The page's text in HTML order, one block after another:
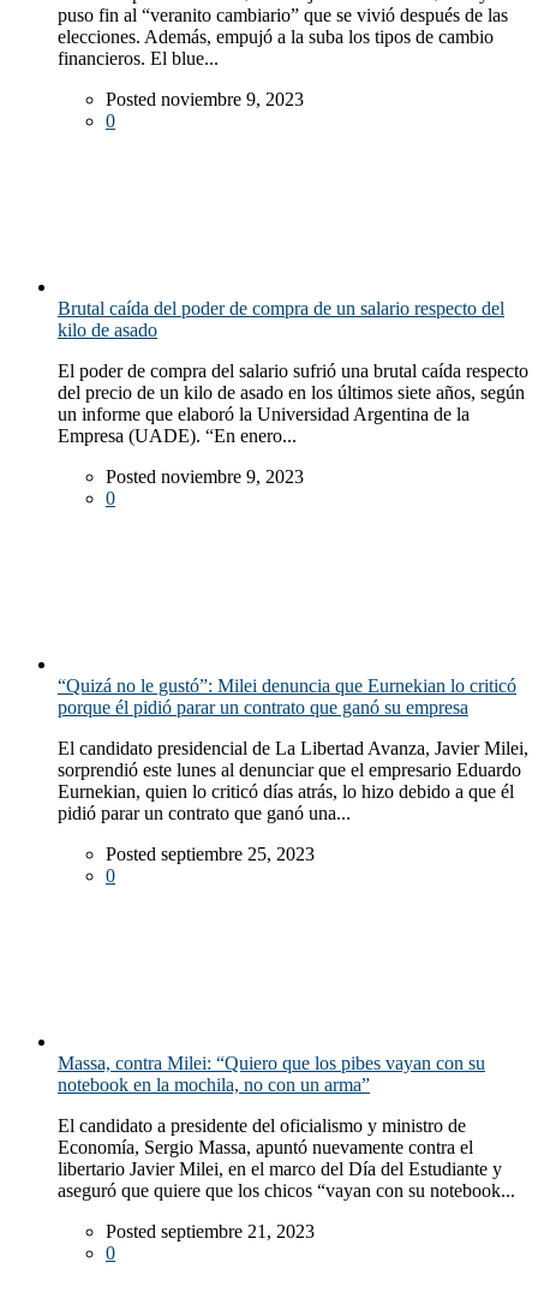
puso fin al “veranito cambiario” que se vivió después de las
elecciones. Además, empujó a la suba los tipos de cambio
financieros. El blue...
Posted noviembre 9, 2023
0
Brutal caída del poder de compra de un salario respecto del
kilo de asado
El poder de compra del salario sufrió una brutal caída respecto
del precio de un kilo de asado en los últimos siete años, según
un informe que elaboró la Universidad Argentina de la
Empresa (UADE). “En enero...
Posted noviembre 9, 2023
0
“Quizá no le gustó”: Milei denuncia que Eurnekian lo criticó
porque él pidió parar un contrato que ganó su empresa
El candidato presidencial de La Libertad Avanza, Javier Milei,
sorprendió este lunes al denunciar que el empresario Eduardo
Eurnekian, quien lo criticó días atrás, lo hizo debido a que él
pidió parar un contrato que ganó una...
Posted septiembre 25, 2023
0
Massa, contra Milei: “Quiero que los pibes vayan con su
notebook en la mochila, no con un arma”
El candidato a presidente del oficialismo y ministro de
Economía, Sergio Massa, apuntó nuevamente contra el
libertario Javier Milei, en el marco del Día del Estudiante y
aseguró que quiere que los chicos “vayan con su notebook...
Posted septiembre 21, 2023
0